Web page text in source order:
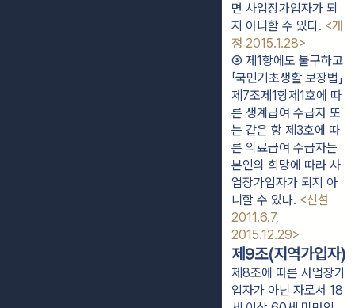
면 사업장가입자가 되
지 아니할 수 있다. <개
정 2015.1.28>
③ 제1항에도 불구하고
「국민기초생활 보장법」
제7조제1항제1호에 따
른 생계급여 수급자 또
는 같은 항 제3호에 따
른 의료급여 수급자는
본인의 희망에 따라 사
업장가입자가 되지 아
니할 수 있다. <신설
2011.6.7,
2015.12.29>
제9조(지역가입자)
제8조에 따른 사업장가
입자가 아닌 자로서 18